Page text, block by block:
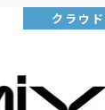
クラウド